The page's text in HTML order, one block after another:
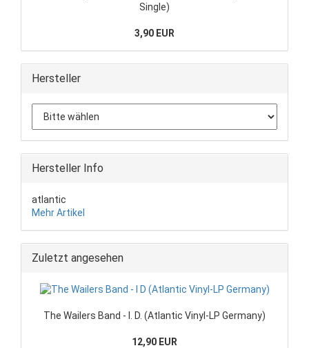
Single)
3,90 EUR
Hersteller
Hersteller Info
atlantic
Mehr Artikel
Zuletzt angesehen
The Wailers Band - I. D. (Atlantic Vinyl-LP Germany)
12,90 EUR